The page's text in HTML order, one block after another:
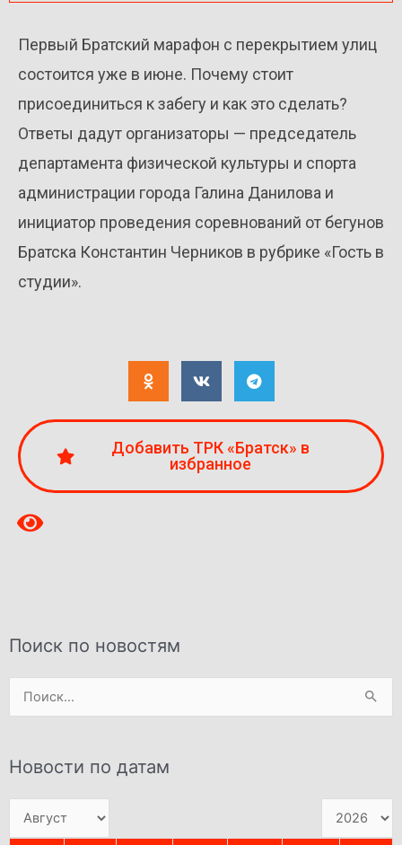
Первый Братский марафон с перекрытием улиц
состоится уже в июне. Почему стоит
присоединиться к забегу и как это сделать?
Ответы дадут организаторы — председатель
департамента физической культуры и спорта
администрации города Галина Данилова и
инициатор проведения соревнований от бегунов
Братска Константин Черников в рубрике «Гость в
студии».
Добавить ТРК «Братск» в
избранное
Поиск по новостям
Поиск:
Новости по датам